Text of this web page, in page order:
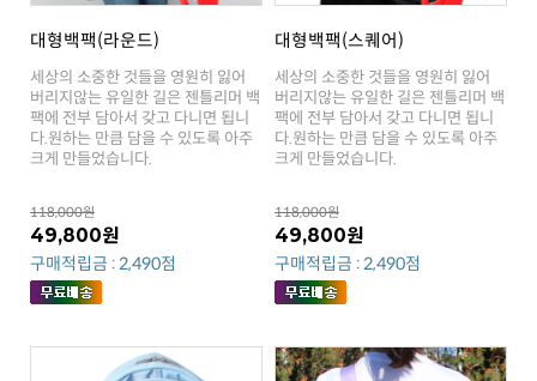
대형백팩(라운드)
크게 만들었습니다.
118,000원
49,800원
구매적립금 : 2,490점
대형백팩(스퀘어)
크게 만들었습니다.
118,000원
49,800원
구매적립금 : 2,490점